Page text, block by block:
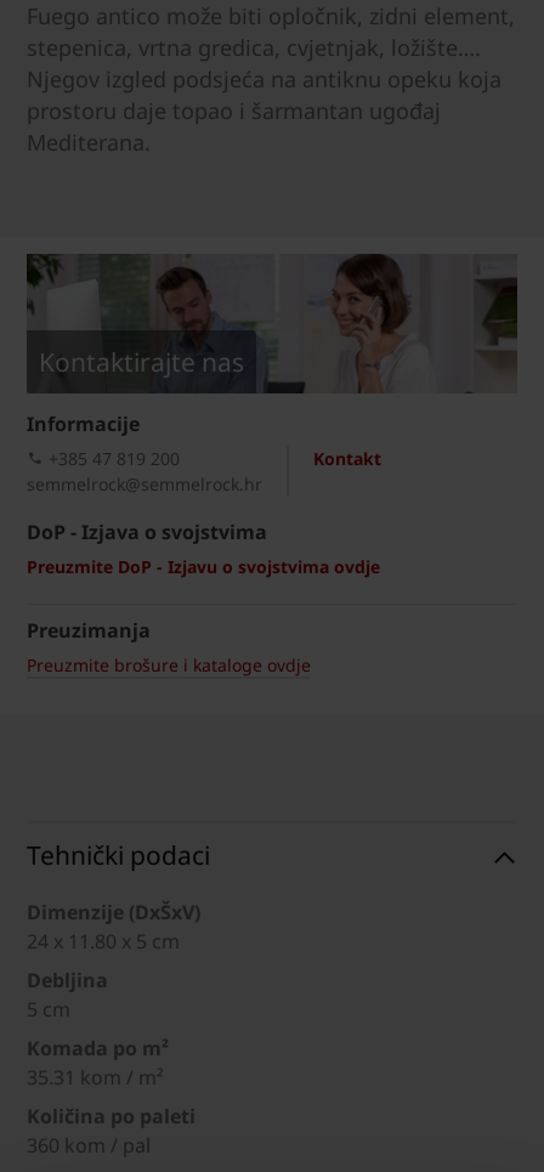
Fuego antico može biti opločnik, zidni element,
stepenica, vrtna gredica, cvjetnjak, ložište….
Njegov izgled podsjeća na antiknu opeku koja
prostoru daje topao i šarmantan ugođaj
Mediterana.
Kontaktirajte nas
Informacije
Kontakt
+385 47 819 200​
semmelrock@semmelrock.hr
DoP - Izjava o svojstvima
Preuzmite DoP - Izjavu o svojstvima ovdje
Preuzimanja
Preuzmite brošure i kataloge ovdje
Tehnički podaci
Dimenzije (DxŠxV)
24 x 11.80 x 5 cm
Debljina
5 cm
Komada po m²
35.31 kom / m²
Količina po paleti
360 kom / pal